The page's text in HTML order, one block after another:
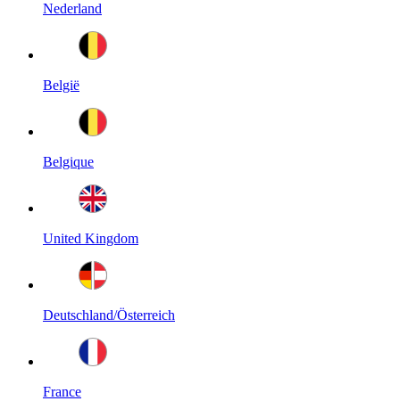
Nederland
België
Belgique
United Kingdom
Deutschland/Österreich
France